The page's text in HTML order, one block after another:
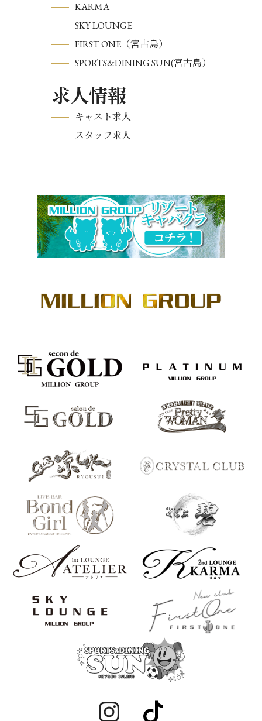
KARMA
SKY LOUNGE
FIRST ONE（宮古島）
SPORTS&DINING SUN(宮古島）
求人情報
キャスト求人
スタッフ求人